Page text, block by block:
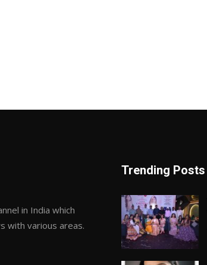
in India which
with various areas.
Trending Posts